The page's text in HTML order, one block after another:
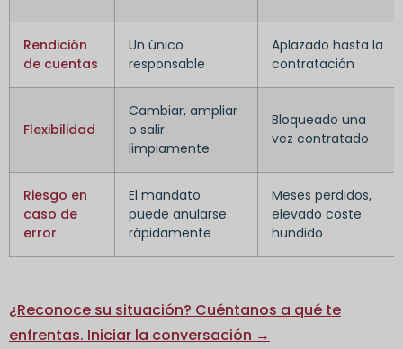
Rendición
de cuentas
Un único
responsable
Aplazado hasta la
contratación
Flexibilidad
Cambiar, ampliar
o salir
limpiamente
Bloqueado una
vez contratado
Riesgo en
caso de
error
El mandato
puede anularse
rápidamente
Meses perdidos,
elevado coste
hundido
¿Reconoce su situación? Cuéntanos a qué te
enfrentas. Iniciar la conversación →